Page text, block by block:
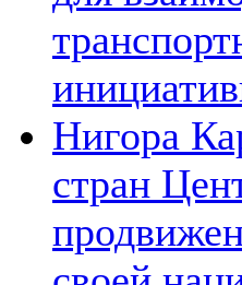
Нигора
стран